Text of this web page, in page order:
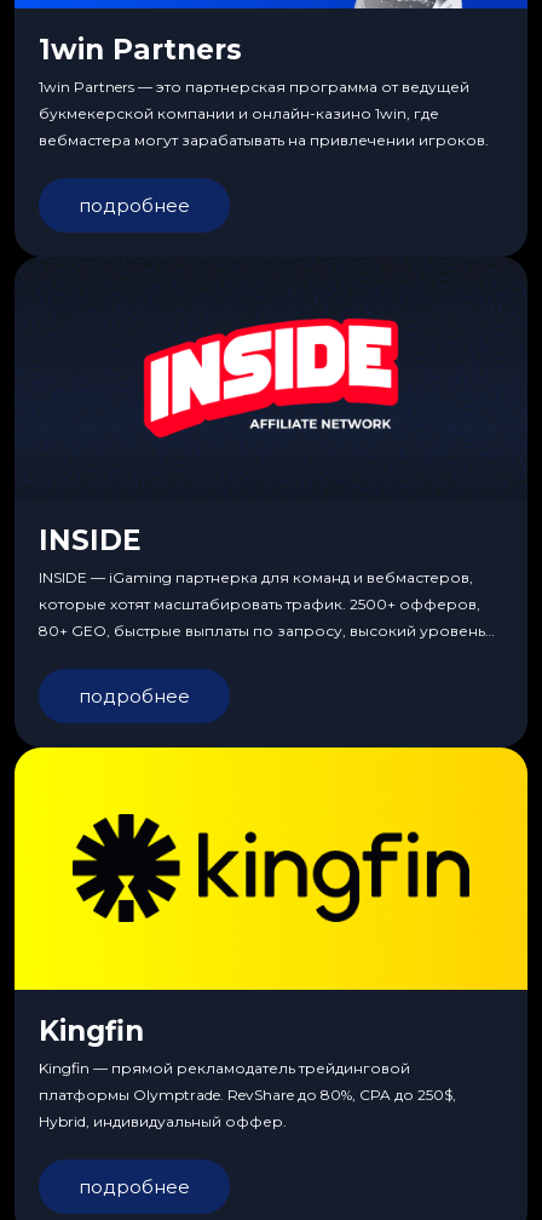
1win Partners
1win Partners — это партнерская программа от ведущей
букмекерской компании и онлайн-казино 1win, где
вебмастера могут зарабатывать на привлечении игроков.
подробнее
INSIDE
INSIDE — iGaming партнерка для команд и вебмастеров,
которые хотят масштабировать трафик. 2500+ офферов,
80+ GEO, быстрые выплаты по запросу, высокий уровень
подробнее
Kingfin
Kingfin — прямой рекламодатель трейдинговой
платформы Olymptrade. RevShare до 80%, CPA до 250$,
Hybrid, индивидуальный оффер.
подробнее